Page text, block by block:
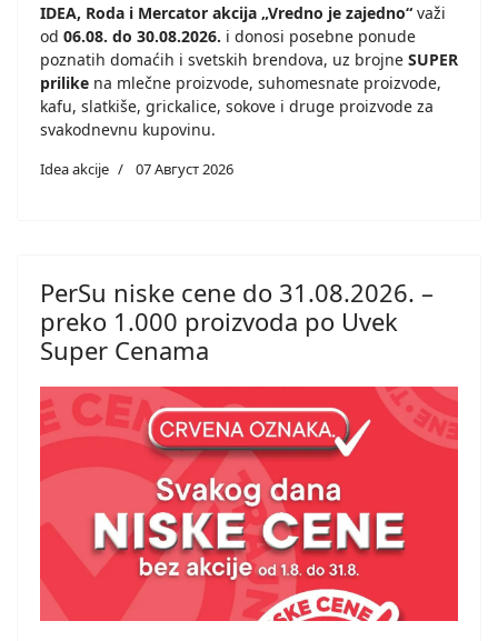
IDEA, Roda i Mercator akcija „Vredno je zajedno“ važi
od 06.08. do 30.08.2026. i donosi posebne ponude
poznatih domaćih i svetskih brendova, uz brojne SUPER
prilike na mlečne proizvode, suhomesnate proizvode,
kafu, slatkiše, grickalice, sokove i druge proizvode za
svakodnevnu kupovinu.
Idea akcije 07 Август 2026
PerSu niske cene do 31.08.2026. –
preko 1.000 proizvoda po Uvek
Super Cenama